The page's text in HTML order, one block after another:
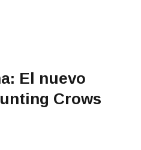
El nuevo
Crows